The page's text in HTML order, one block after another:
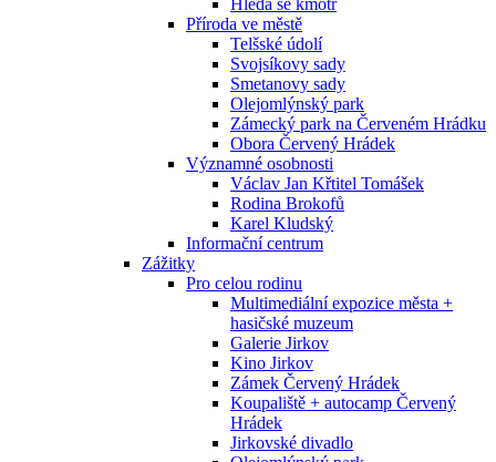
Hledá se kmotr
Příroda ve městě
Telšské údolí
Svojsíkovy sady
Smetanovy sady
Olejomlýnský park
Zámecký park na Červeném Hrádku
Obora Červený Hrádek
Významné osobnosti
Václav Jan Křtitel Tomášek
Rodina Brokofů
Karel Kludský
Informační centrum
Zážitky
Pro celou rodinu
Multimediální expozice města +
hasičské muzeum
Galerie Jirkov
Kino Jirkov
Zámek Červený Hrádek
Koupaliště + autocamp Červený
Hrádek
Jirkovské divadlo